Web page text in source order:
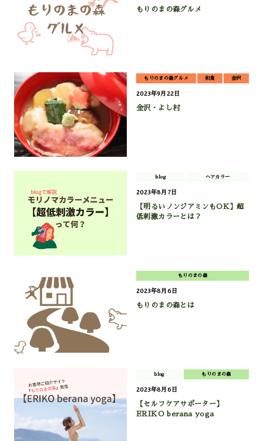
もりのまの森グルメ
もりのまの森グルメ 和食 金沢
2023年9月22日
金沢・よし村
blog ヘアカラー
2023年8月7日
【明るいノンジアミンもOK】超
低刺激カラーとは？
もりのまの森
2023年8月6日
もりのまの森とは
blog もりのまの森
2023年8月6日
【セルフケアサポーター】
ERIKO berana yoga